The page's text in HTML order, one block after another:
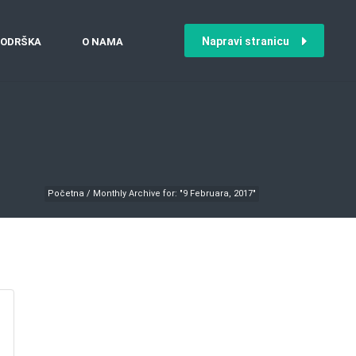
O NAMA Napravi stranicu
Početna / Monthly Archive for: "9 Februara, 2017"